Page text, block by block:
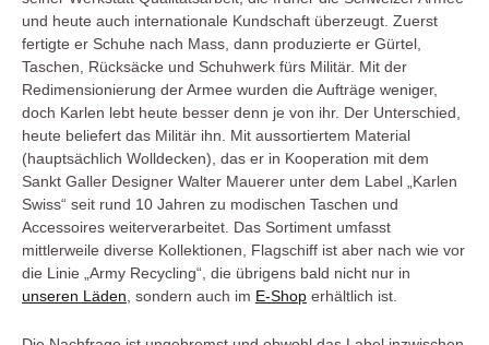
und heute auch internationale Kundschaft überzeugt. Zuerst
fertigte er Schuhe nach Mass, dann produzierte er Gürtel,
Taschen, Rücksäcke und Schuhwerk fürs Militär. Mit der
Redimensionierung der Armee wurden die Aufträge weniger,
doch Karlen lebt heute besser denn je von ihr. Der Unterschied,
heute beliefert das Militär ihn. Mit aussortiertem Material
(hauptsächlich Wolldecken), das er in Kooperation mit dem
Sankt Galler Designer Walter Mauerer unter dem Label „Karlen
Swiss“ seit rund 10 Jahren zu modischen Taschen und
Accessoires weiterverarbeitet. Das Sortiment umfasst
mittlerweile diverse Kollektionen, Flagschiff ist aber nach wie vor
die Linie „Army Recycling“, die übrigens bald nicht nur in
unseren Läden, sondern auch im E-Shop erhältlich ist.